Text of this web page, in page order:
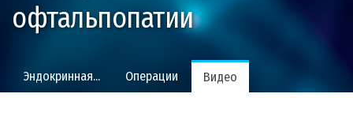
офтальпопатии
Эндокринная... Операции Видео